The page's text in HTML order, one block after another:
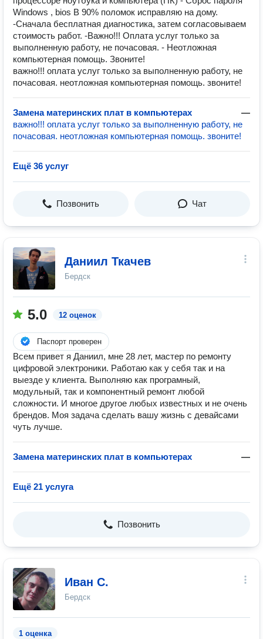
Windows , bios В 90% поломок исправляю на дому.
-Сначала бесплатная диагностика, затем согласовываем
стоимость работ. -Важно!!! Оплата услуг только за
выполненную работу, не почасовая. - Неотложная
компьютерная помощь. Звоните!
важно!!! оплата услуг только за выполненную работу, не
почасовая. неотложная компьютерная помощь. звоните!
Замена материнских плат в компьютерах
—
важно!!! оплата услуг только за выполненную работу, не
почасовая. неотложная компьютерная помощь. звоните!
Ещё 36 услуг
Позвонить Чат
Даниил Ткачев
Бердск
5.0 12 оценок
Паспорт проверен
Всем привет я Даниил, мне 28 лет, мастер по ремонту
цифровой электроники. Работаю как у себя так и на
выезде у клиента. Выполняю как програмный,
модульный, так и компонентный ремонт любой
сложности. И многое другое любых известных и не очень
брендов. Моя задача сделать вашу жизнь с девайсами
чуть лучше.
Замена материнских плат в компьютерах —
Ещё 21 услуга
Позвонить
Иван С.
Бердск
1 оценка